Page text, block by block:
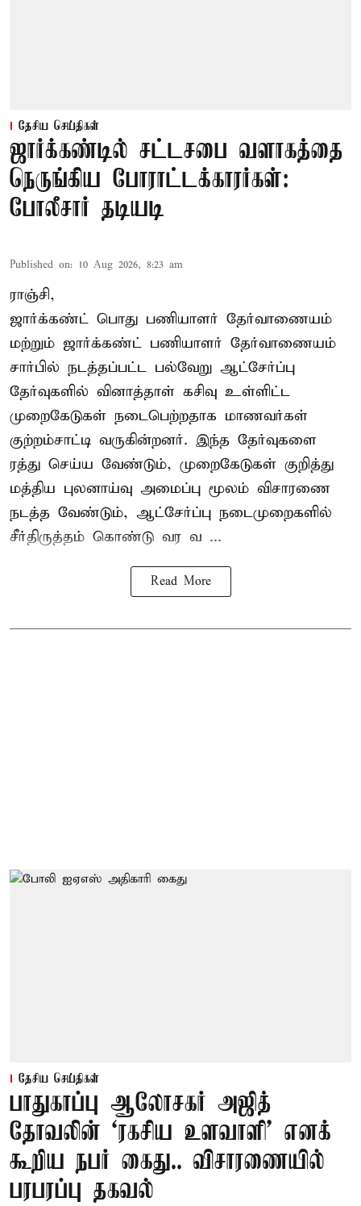
தேசிய செய்திகள்
ஜார்க்கண்டில் சட்டசபை வளாகத்தை
நெருங்கிய போராட்டக்காரர்கள்:
போலீசார் தடியடி
Published on: 10 Aug 2026, 8:23 am
ராஞ்சி,
ஜார்க்கண்ட் பொது பணியாளர் தேர்வாணையம்
மற்றும் ஜார்க்கண்ட் பணியாளர் தேர்வாணையம்
சார்பில் நடத்தப்பட்ட பல்வேறு ஆட்சேர்ப்பு
தேர்வுகளில் வினாத்தாள் கசிவு உள்ளிட்ட
முறைகேடுகள் நடைபெற்றதாக மாணவர்கள்
குற்றம்சாட்டி வருகின்றனர். இந்த தேர்வுகளை
ரத்து செய்ய வேண்டும், முறைகேடுகள் குறித்து
மத்திய புலனாய்வு அமைப்பு மூலம் விசாரணை
நடத்த வேண்டும், ஆட்சேர்ப்பு நடைமுறைகளில்
சீர்திருத்தம் கொண்டு வர வ ...
Read More
தேசிய செய்திகள்
பாதுகாப்பு ஆலோசகர் அஜித்
தோவலின் ‘ரகசிய உளவாளி’ எனக்
கூறிய நபர் கைது.. விசாரணையில்
பரபரப்பு தகவல்